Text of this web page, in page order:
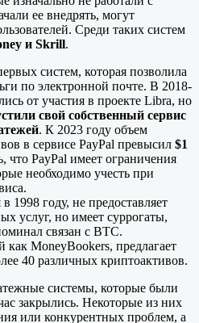
ее внедрять, могут
Среди таких систем
и Skrill.
систем, которая позволила
по электронной почте. В 2018-
от участия в проекте Libra, но
свой собственный сервис
. К 2023 году объем
в сервисе PayPal превысил $1
что PayPal имеет ограничения
необходимо учесть при
в 1998 году, не предоставляет
услуг, но имеет суррогаты,
связан с BTC.
как MoneyBookers, предлагает
40 различных криптоактивов.
системы, которые были
закрылись. Некоторые из них
или конкурентных проблем, а